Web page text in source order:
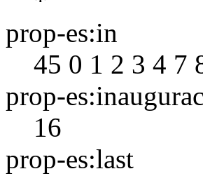
prop-es:in
45 0 1 2 3 4 7
prop-
16
prop-es:last